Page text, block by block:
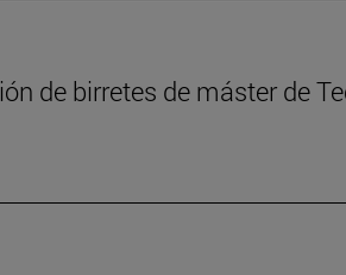
de birretes de máster de